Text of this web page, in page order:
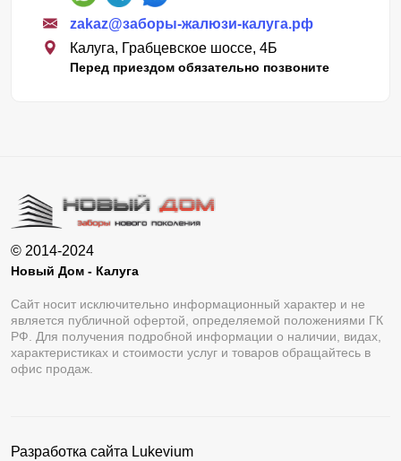
zakaz@заборы-жалюзи-калуга.рф
Калуга, Грабцевское шоссе, 4Б
Перед приездом обязательно позвоните
© 2014-2024
Новый Дом - Калуга
Сайт носит исключительно информационный характер и не
является публичной офертой, определяемой положениями ГК
РФ. Для получения подробной информации о наличии, видах,
характеристиках и стоимости услуг и товаров обращайтесь в
офис продаж.
Разработка сайта Lukevium